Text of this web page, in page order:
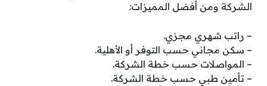
الشركة ومن أفضل المميزات:
– راتب شهري مجزي.
– سكن مجاني حسب التوفر أو الأهلية.
– المواصلات حسب خطة الشركة.
– تأمين طبي حسب خطة الشركة.